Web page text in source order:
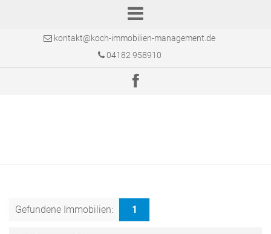
kontakt@koch-immobilien-management.de
04182 958910
Gefundene Immobilien: 1